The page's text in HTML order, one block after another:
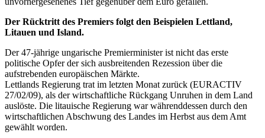
Der Rücktritt des Premiers folgt den Beispielen Lettland,
Litauen und Island.
Der 47-jährige ungarische Premierminister ist nicht das erste
politische Opfer der sich ausbreitenden Rezession über die
aufstrebenden europäischen Märkte.
Lettlands Regierung trat im letzten Monat zurück (EURACTIV
27/02/09), als der wirtschaftliche Rückgang Unruhen in dem Land
auslöste. Die litauische Regierung war währenddessen durch den
wirtschaftlichen Abschwung des Landes im Herbst aus dem Amt
gewählt worden.